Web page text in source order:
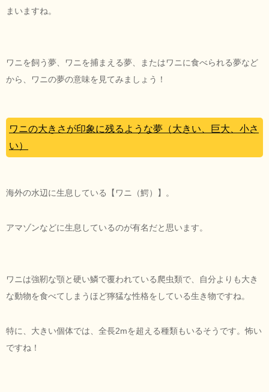
まいますね。
ワニを飼う夢、ワニを捕まえる夢、またはワニに食べられる夢など
から、ワニの夢の意味を見てみましょう！
ワニの大きさが印象に残るような夢（大きい、巨大、小さ
い）
海外の水辺に生息している【ワニ（鰐）】。
アマゾンなどに生息しているのが有名だと思います。
ワニは強靭な顎と硬い鱗で覆われている爬虫類で、自分よりも大き
な動物を食べてしまうほど獰猛な性格をしている生き物ですね。
特に、大きい個体では、全長2mを超える種類もいるそうです。怖い
ですね！